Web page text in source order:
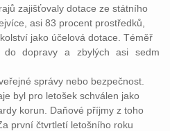
zajišťovaly dotace ze státního
asi 83 procent prostředků,
jako účelová dotace. Téměř
dopravy a zbylých asi sedm
správy nebo bezpečnost.
byl pro letošek schválen jako
korun. Daňové příjmy z toho
první čtvrtletí letošního roku